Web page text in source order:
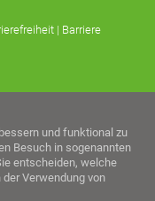
und funktional zu
Besuch in sogenannten
entscheiden, welche
Verwendung von
| Barriere